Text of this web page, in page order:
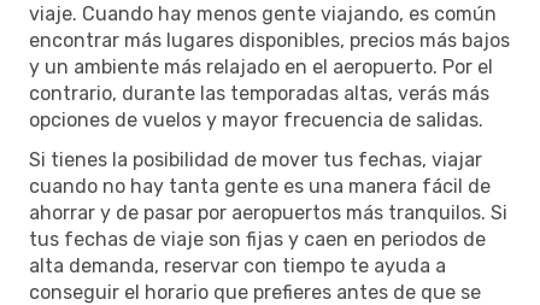
viaje. Cuando hay menos gente viajando, es común
encontrar más lugares disponibles, precios más bajos
y un ambiente más relajado en el aeropuerto. Por el
contrario, durante las temporadas altas, verás más
opciones de vuelos y mayor frecuencia de salidas.
Si tienes la posibilidad de mover tus fechas, viajar
cuando no hay tanta gente es una manera fácil de
ahorrar y de pasar por aeropuertos más tranquilos. Si
tus fechas de viaje son fijas y caen en periodos de
alta demanda, reservar con tiempo te ayuda a
conseguir el horario que prefieres antes de que se